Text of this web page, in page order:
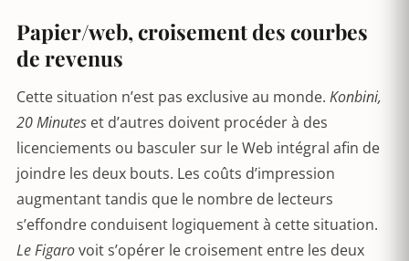
Papier/web, croisement des courbes
de revenus
Cette situation n’est pas exclusive au monde. Konbini,
20 Minutes et d’autres doivent procéder à des
licenciements ou basculer sur le Web intégral afin de
joindre les deux bouts. Les coûts d’impression
augmentant tandis que le nombre de lecteurs
s’effondre conduisent logiquement à cette situation.
Le Figarovoit s’opérer le croisement entre les deux